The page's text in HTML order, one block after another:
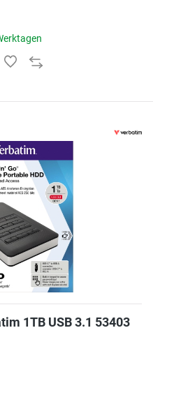
1TB USB 3.1 53403